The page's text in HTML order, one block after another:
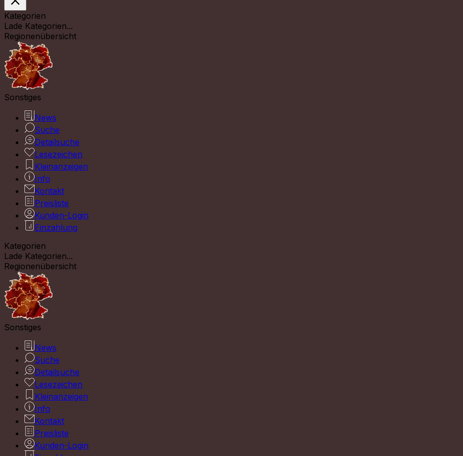
Kategorien
Lade Kategorien...
Regionenübersicht
Sonstiges
News
Suche
Detailsuche
Lesezeichen
Kleinanzeigen
Info
Kontakt
Preisliste
Kunden-Login
Einzahlung
Kategorien
Lade Kategorien...
Regionenübersicht
Sonstiges
News
Suche
Detailsuche
Lesezeichen
Kleinanzeigen
Info
Kontakt
Preisliste
Kunden-Login